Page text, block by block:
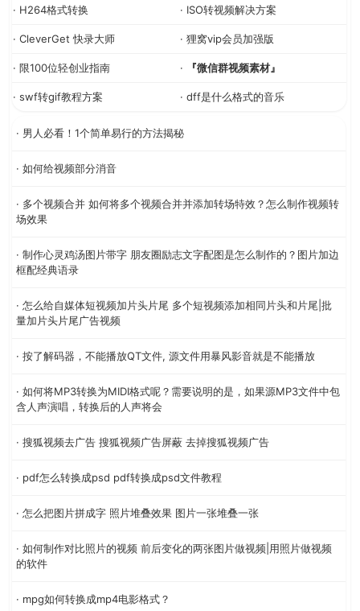
· H264格式转换 · ISO转视频解决方案
· CleverGet 快录大师 · 狸窝vip会员加强版
· 限100位轻创业指南 · 『微信群视频素材』
· swf转gif教程方案 · dff是什么格式的音乐
· 男人必看！1个简单易行的方法揭秘
· 如何给视频部分消音
· 多个视频合并 如何将多个视频合并并添加转场特效？怎么制作视频转
场效果
· 制作心灵鸡汤图片带字 朋友圈励志文字配图是怎么制作的？图片加边
框配经典语录
· 怎么给自媒体短视频加片头片尾 多个短视频添加相同片头和片尾|批
量加片头片尾广告视频
· 按了解码器，不能播放QT文件, 源文件用暴风影音就是不能播放
· 如何将MP3转换为MIDI格式呢？需要说明的是，如果源MP3文件中包
含人声演唱，转换后的人声将会
· 搜狐视频去广告 搜狐视频广告屏蔽 去掉搜狐视频广告
· pdf怎么转换成psd pdf转换成psd文件教程
· 怎么把图片拼成字 照片堆叠效果 图片一张堆叠一张
· 如何制作对比照片的视频 前后变化的两张图片做视频|用照片做视频
的软件
· mpg如何转换成mp4电影格式？